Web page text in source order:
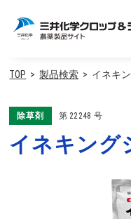
TOP 製品検索 イネキ
除草剤 第 22248 号
イネキング